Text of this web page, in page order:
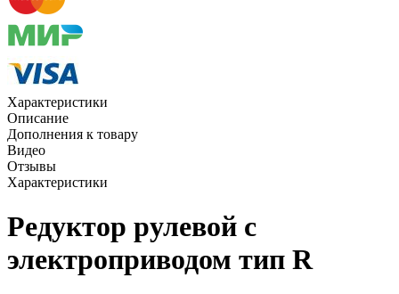
Характеристики
Описание
Дополнения к товару
Видео
Отзывы
Характеристики
Редуктор рулевой с
электроприводом тип R